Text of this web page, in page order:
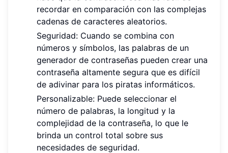
recordar en comparación con las complejas
cadenas de caracteres aleatorios.
Seguridad: Cuando se combina con
números y símbolos, las palabras de un
generador de contraseñas pueden crear una
contraseña altamente segura que es difícil
de adivinar para los piratas informáticos.
Personalizable: Puede seleccionar el
número de palabras, la longitud y la
complejidad de la contraseña, lo que le
brinda un control total sobre sus
necesidades de seguridad.